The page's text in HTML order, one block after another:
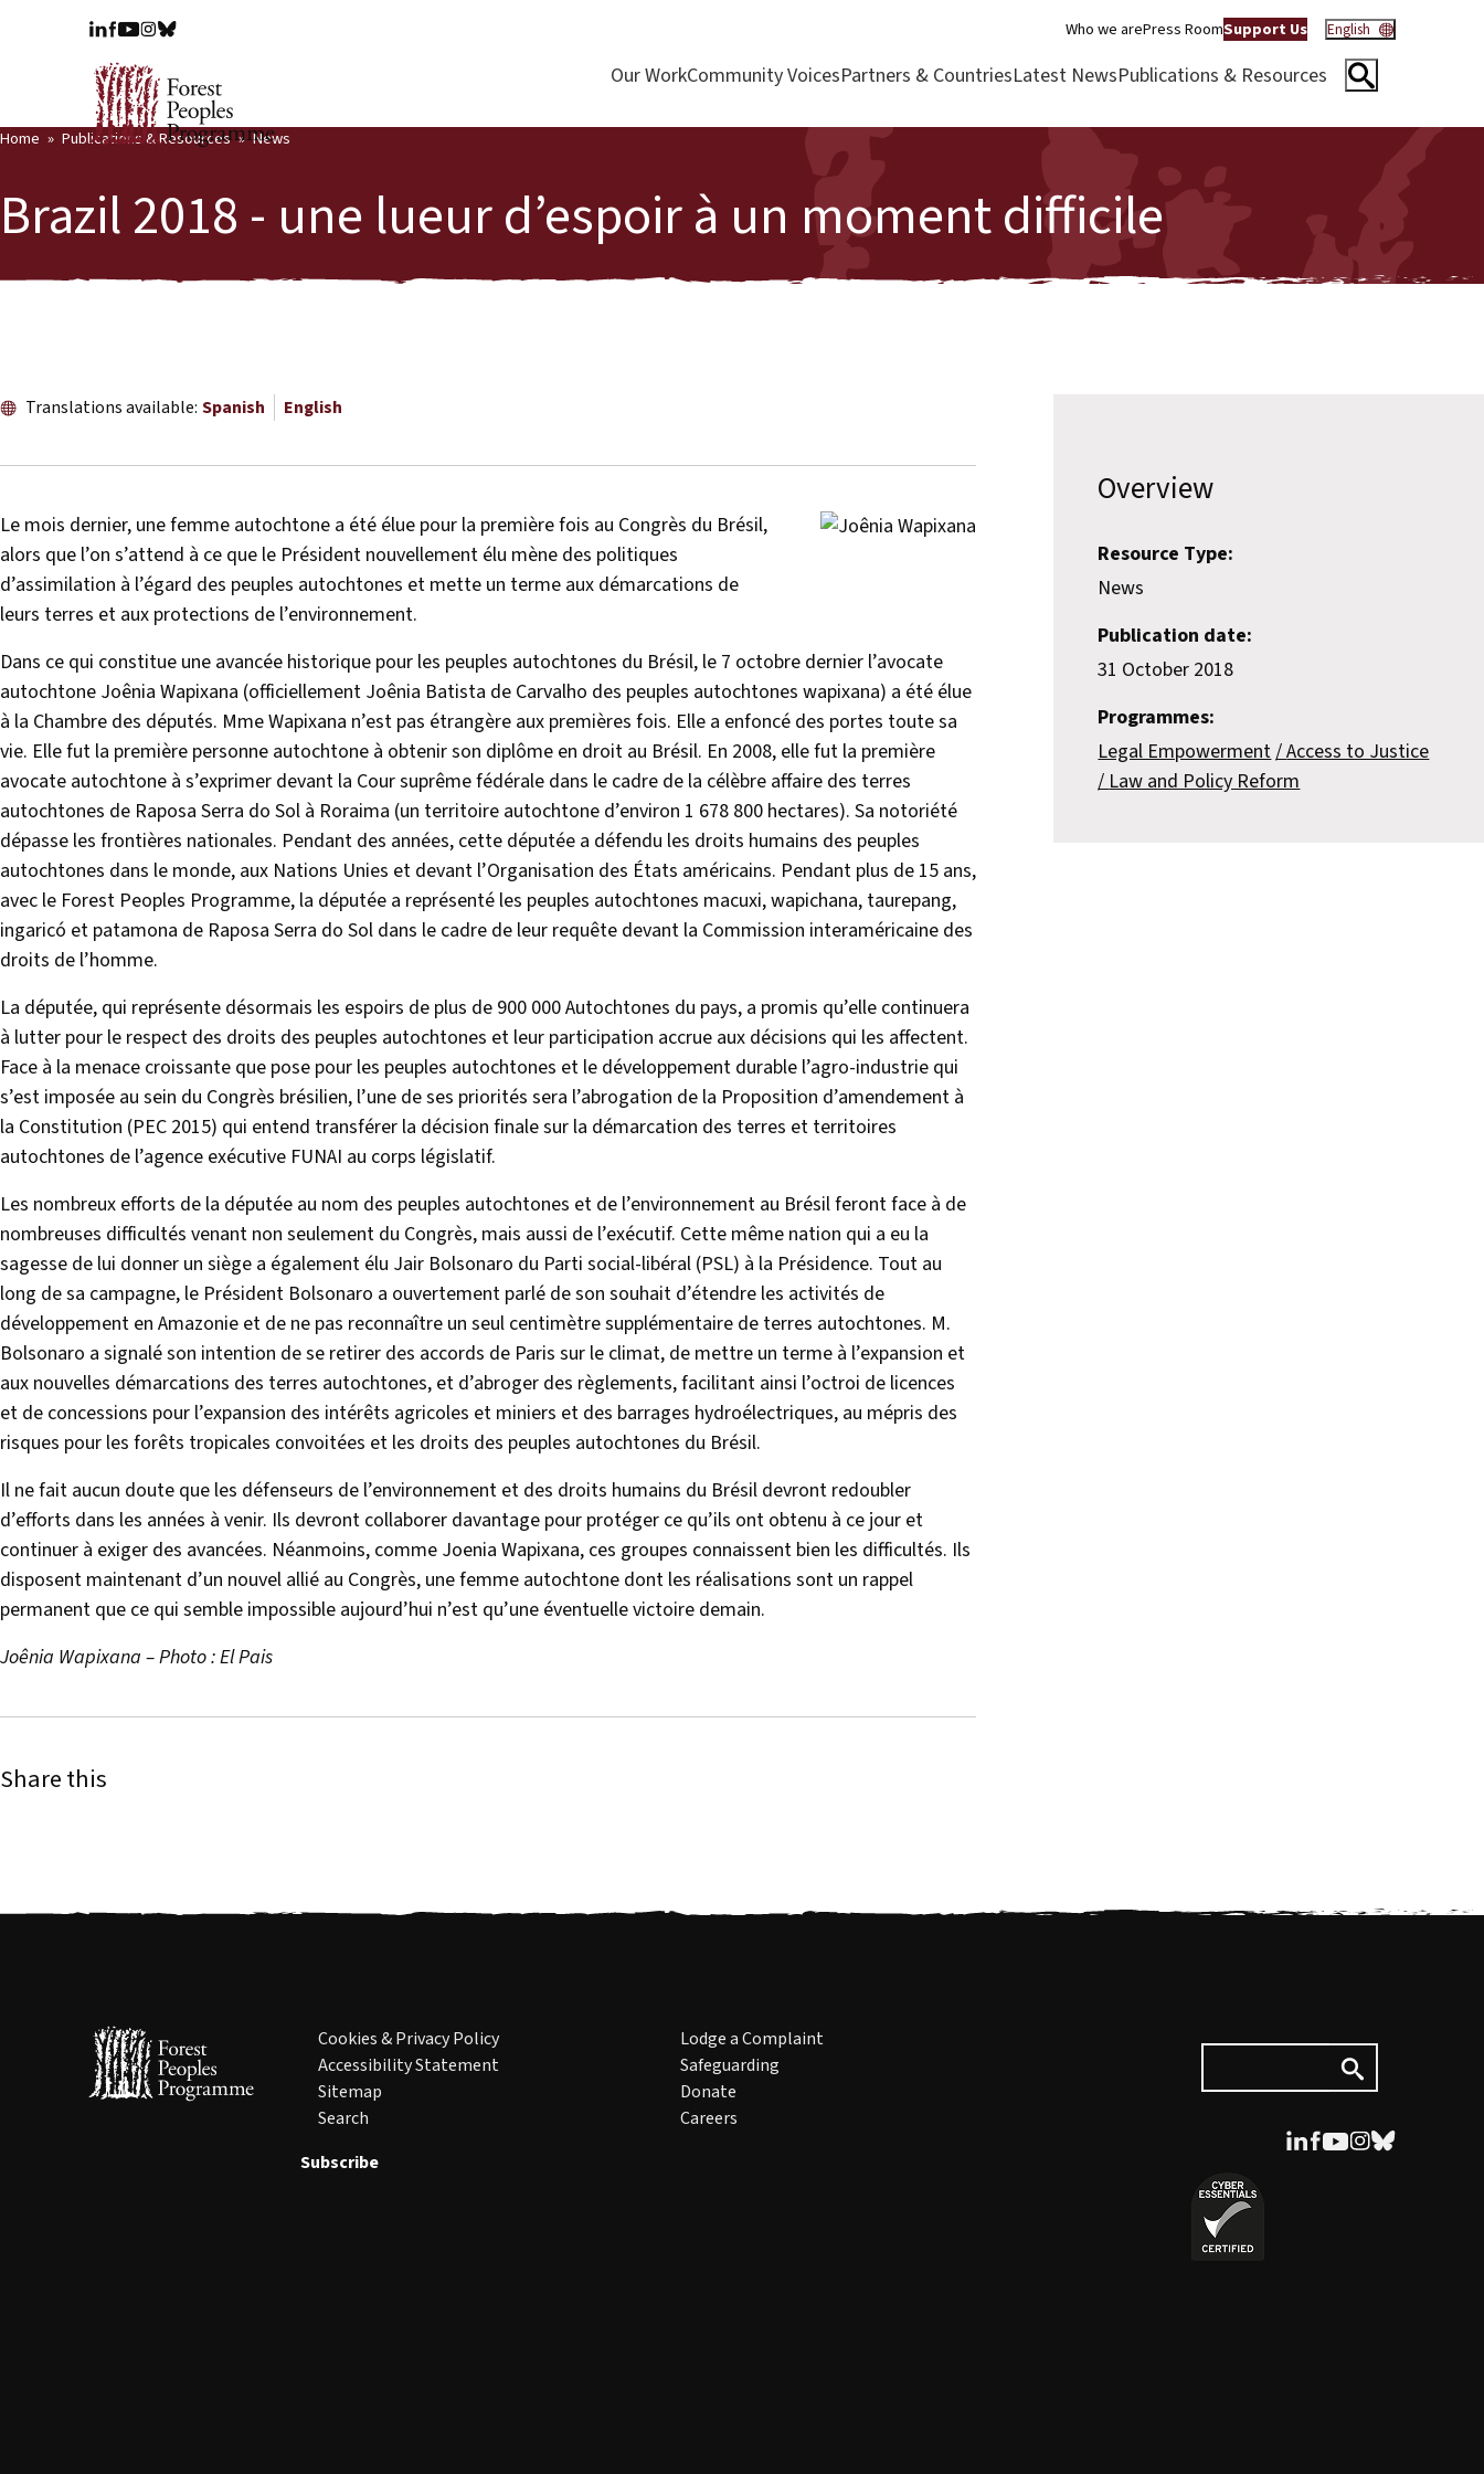
Who we arePress RoomSupport Us English
Our WorkCommunity VoicesPartners & CountriesLatest NewsPublications & Resources
Home Publications & Resources News
Brazil 2018 - une lueur d’espoir à un moment difficile
Translations available: Spanish English
Le mois dernier, une femme autochtone a été élue pour la première fois au Congrès du Brésil,
alors que l’on s’attend à ce que le Président nouvellement élu mène des politiques
d’assimilation à l’égard des peuples autochtones et mette un terme aux démarcations de
leurs terres et aux protections de l’environnement.
Dans ce qui constitue une avancée historique pour les peuples autochtones du Brésil, le 7 octobre dernier l’avocate
autochtone Joênia Wapixana (officiellement Joênia Batista de Carvalho des peuples autochtones wapixana) a été élue
à la Chambre des députés. Mme Wapixana n’est pas étrangère aux premières fois. Elle a enfoncé des portes toute sa
vie. Elle fut la première personne autochtone à obtenir son diplôme en droit au Brésil. En 2008, elle fut la première
avocate autochtone à s’exprimer devant la Cour suprême fédérale dans le cadre de la célèbre affaire des terres
autochtones de Raposa Serra do Sol à Roraima (un territoire autochtone d’environ 1 678 800 hectares). Sa notoriété
dépasse les frontières nationales. Pendant des années, cette députée a défendu les droits humains des peuples
autochtones dans le monde, aux Nations Unies et devant l’Organisation des États américains. Pendant plus de 15 ans,
avec le Forest Peoples Programme, la députée a représenté les peuples autochtones macuxi, wapichana, taurepang,
ingaricó et patamona de Raposa Serra do Sol dans le cadre de leur requête devant la Commission interaméricaine des
droits de l’homme.
La députée, qui représente désormais les espoirs de plus de 900 000 Autochtones du pays, a promis qu’elle continuera
à lutter pour le respect des droits des peuples autochtones et leur participation accrue aux décisions qui les affectent.
Face à la menace croissante que pose pour les peuples autochtones et le développement durable l’agro-industrie qui
s’est imposée au sein du Congrès brésilien, l’une de ses priorités sera l’abrogation de la Proposition d’amendement à
la Constitution (PEC 2015) qui entend transférer la décision finale sur la démarcation des terres et territoires
autochtones de l’agence exécutive FUNAI au corps législatif.
Les nombreux efforts de la députée au nom des peuples autochtones et de l’environnement au Brésil feront face à de
nombreuses difficultés venant non seulement du Congrès, mais aussi de l’exécutif. Cette même nation qui a eu la
sagesse de lui donner un siège a également élu Jair Bolsonaro du Parti social-libéral (PSL) à la Présidence. Tout au
long de sa campagne, le Président Bolsonaro a ouvertement parlé de son souhait d’étendre les activités de
développement en Amazonie et de ne pas reconnaître un seul centimètre supplémentaire de terres autochtones. M.
Bolsonaro a signalé son intention de se retirer des accords de Paris sur le climat, de mettre un terme à l’expansion et
aux nouvelles démarcations des terres autochtones, et d’abroger des règlements, facilitant ainsi l’octroi de licences
et de concessions pour l’expansion des intérêts agricoles et miniers et des barrages hydroélectriques, au mépris des
risques pour les forêts tropicales convoitées et les droits des peuples autochtones du Brésil.
Il ne fait aucun doute que les défenseurs de l’environnement et des droits humains du Brésil devront redoubler
d’efforts dans les années à venir. Ils devront collaborer davantage pour protéger ce qu’ils ont obtenu à ce jour et
continuer à exiger des avancées. Néanmoins, comme Joenia Wapixana, ces groupes connaissent bien les difficultés. Ils
disposent maintenant d’un nouvel allié au Congrès, une femme autochtone dont les réalisations sont un rappel
permanent que ce qui semble impossible aujourd’hui n’est qu’une éventuelle victoire demain.
Joênia Wapixana – Photo : El Pais
Share this
Overview
Resource Type:
News
Publication date:
31 October 2018
Programmes:
Legal Empowerment Access to Justice
Law and Policy Reform
Cookies & Privacy Policy
Accessibility Statement
Sitemap
Search
Lodge a Complaint
Safeguarding
Donate
Careers
Subscribe